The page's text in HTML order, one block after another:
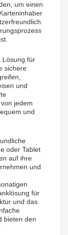
um einen
Lösung für
sichere
und
jedem
und
oder Tablet
auf ihre
und
für
und das
bieten den